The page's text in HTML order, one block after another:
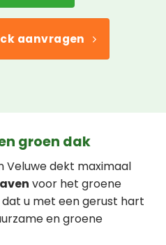
aanvragen
groen dak
Veluwe dekt maximaal
voor het groene
u met een gerust hart
en groene